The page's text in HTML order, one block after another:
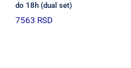
do 18h (dual set)
7563 RSD